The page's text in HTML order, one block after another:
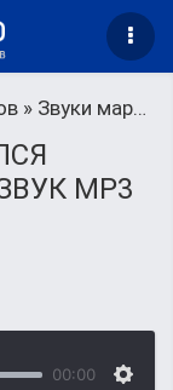
» Звуки маркера
MP3
00:00